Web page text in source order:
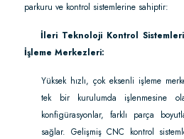
parkuru ve kontrol sistemlerine sahiptir:
İleri Teknoloji Kontrol
İşleme Merkezleri:
Yüksek hızlı, çok eksenli işleme
tek bir kurulumda işlenmesine
konfigürasyonlar, farklı parça
sağlar. Gelişmiş CNC kontrol